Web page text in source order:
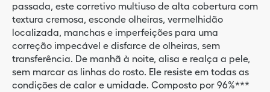
passada, este corretivo multiuso de alta cobertura com
textura cremosa, esconde olheiras, vermelhidão
localizada, manchas e imperfeições para uma
correção impecável e disfarce de olheiras, sem
transferência. De manhã à noite, alisa e realça a pele,
sem marcar as linhas do rosto. Ele resiste em todas as
condições de calor e umidade. Composto por 96%***